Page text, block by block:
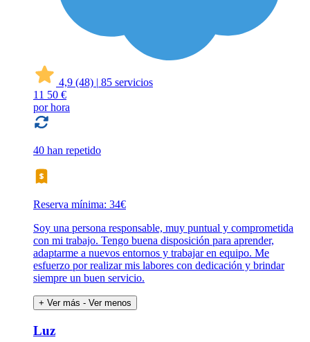
4,9 (48) | 85 servicios
11 50 €
por hora
40 han repetido
Reserva mínima: 34€
Soy una persona responsable, muy puntual y comprometida
con mi trabajo. Tengo buena disposición para aprender,
adaptarme a nuevos entornos y trabajar en equipo. Me
esfuerzo por realizar mis labores con dedicación y brindar
siempre un buen servicio.
+ Ver más - Ver menos
Luz